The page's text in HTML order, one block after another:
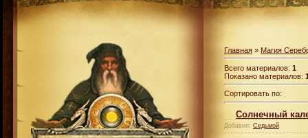
Главная » Магия
Всего материалов: 1
Показано материалов:
Сортировать по:
Солнечный
Добавил: Седьмой